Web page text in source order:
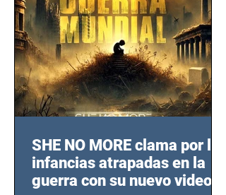
SHE NO MORE clama por las
infancias atrapadas en la
guerra con su nuevo video